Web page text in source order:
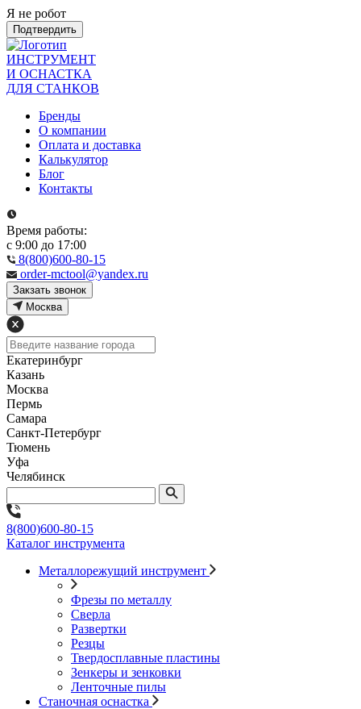
Я не робот
Подтвердить
ИНСТРУМЕНТ
И ОСНАСТКА
ДЛЯ СТАНКОВ
Бренды
О компании
Оплата и доставка
Калькулятор
Блог
Контакты
Время работы:
с 9:00 до 17:00
8(800)600-80-15
order-mctool@yandex.ru
Закзать звонок
Москва
Екатеринбург
Казань
Москва
Пермь
Самара
Санкт-Петербург
Тюмень
Уфа
Челябинск
8(800)600-80-15
Каталог инструмента
Металлорежущий инструмент
Фрезы по металлу
Сверла
Развертки
Резцы
Твердосплавные пластины
Зенкеры и зенковки
Ленточные пилы
Станочная оснастка